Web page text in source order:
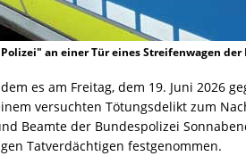
an einer Tür eines Streifenwagen der
es am Freitag, dem 19. Juni 2026
versuchten Tötungsdelikt zum
Beamte der Bundespolizei
Tatverdächtigen festgenommen.